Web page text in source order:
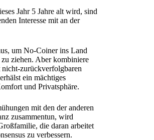
Jahr 5 Jahre alt wird, sind
Interesse mit an der
um No-Coiner ins Land
ziehen. Aber kombiniere
zurückverfolgbaren
ein mächtiges
und Privatsphäre.
mit den der anderen
zusammentun, wird
die daran arbeitet
zu verbessern.